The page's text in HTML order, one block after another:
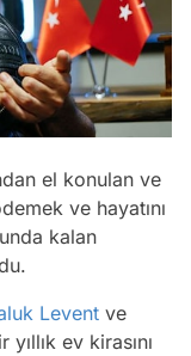
el konulan ve
ve hayatını
kalan
Levent ve
ev kirasını